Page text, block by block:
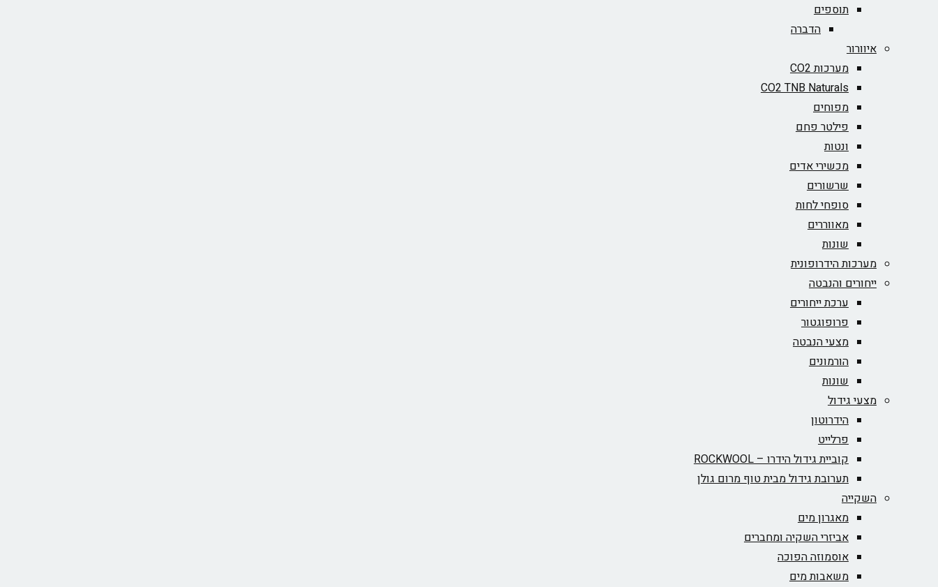
תוספים
הדברה
איוורור
מערכות CO2
CO2 TNB Naturals
מפוחים
פילטר פחם
ונטות
מכשירי אדים
שרשורים
סופחי לחות
מאווררים
שונות
מערכות הידרופונית
ייחורים והנבטה
ערכת ייחורים
פרופוגטור
מצעי הנבטה
הורמונים
שונות
מצעי גידול
הידרוטון
פרלייט
קוביית גידול הידרו – ROCKWOOL‏
תערובת גידול מבית טוף מרום גולן
השקייה
מאגרון מים
אביזרי השקיה ומחברים
אוסמוזה הפוכה
משאבות מים